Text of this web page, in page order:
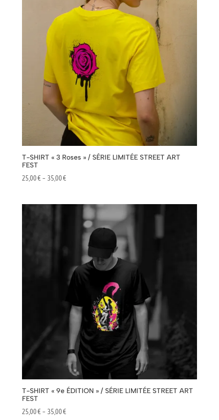
T-SHIRT « 3 Roses » / SÉRIE LIMITÉE STREET ART
FEST
25,00€ – 35,00€Plage
35,00 €
T-SHIRT « 9e ÉDITION » / SÉRIE LIMITÉE STREET ART
FEST
25,00€ – 35,00€Plage